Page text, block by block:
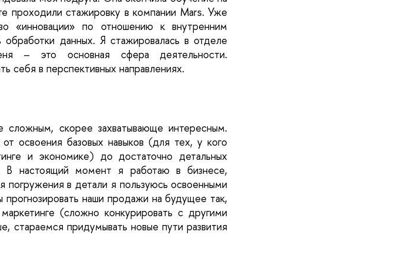
стажировку в компании Mars. Уже
«инновации» по отношению к внутренним
данных. Я стажировалась в отделе
– это основная сфера деятельности.
себя в перспективных направлениях.
сложным, скорее захватывающе интересным.
освоения базовых навыков (для тех, у кого
и экономике) до достаточно детальных
В настоящий момент я работаю в бизнесе,
в детали я пользуюсь освоенными
наши продажи на будущее так,
(сложно конкурировать с другими
придумывать новые пути развития